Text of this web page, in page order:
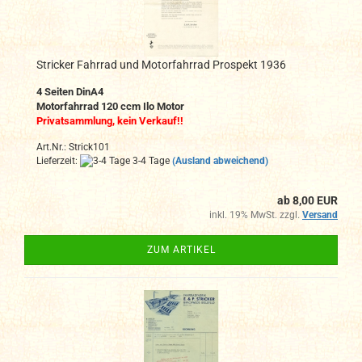
Stricker Fahrrad und Motorfahrrad Prospekt 1936
4 Seiten DinA4
Motorfahrrad 120 ccm Ilo Motor
Privatsammlung, kein Verkauf!!
Art.Nr.: Strick101
Lieferzeit:
3-4 Tage (Ausland abweichend)
ab 8,00 EUR
inkl. 19% MwSt. zzgl. Versand
ZUM ARTIKEL